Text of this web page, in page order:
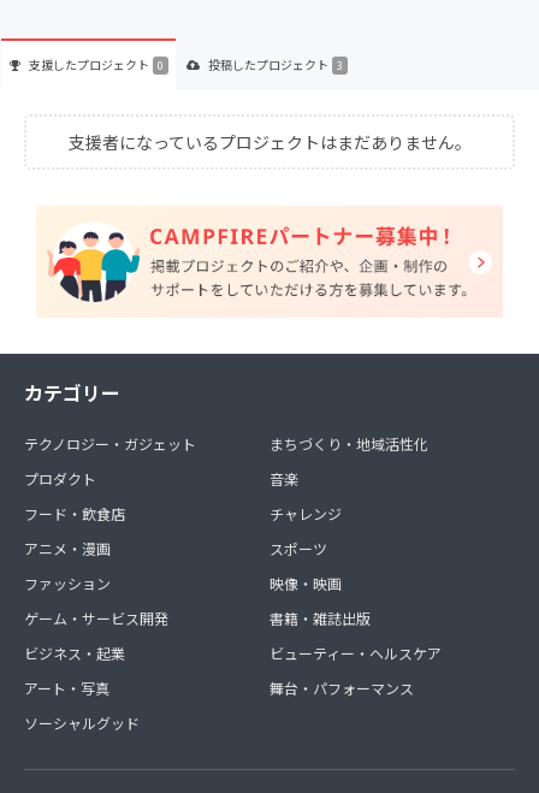
支援したプロジェクト 0 投稿したプロジェクト 3
支援者になっているプロジェクトはまだありません。
カテゴリー
テクノロジー・ガジェット
プロダクト
フード・飲食店
アニメ・漫画
ファッション
ゲーム・サービス開発
ビジネス・起業
アート・写真
ソーシャルグッド
まちづくり・地域活性化
音楽
チャレンジ
スポーツ
映像・映画
書籍・雑誌出版
ビューティー・ヘルスケア
舞台・パフォーマンス